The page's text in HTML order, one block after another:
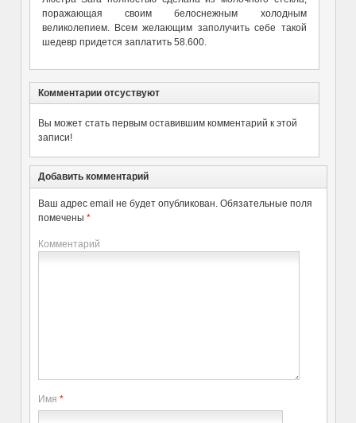
поражающая своим белоснежным холодным
великолепием. Всем желающим заполучить себе такой
шедевр придется заплатить 58.600.
Комментарии отсуствуют
Вы может стать первым оставившим комментарий к этой
записи!
Добавить комментарий
Ваш адрес email не будет опубликован. Обязательные поля
помечены *
Комментарий
Имя *